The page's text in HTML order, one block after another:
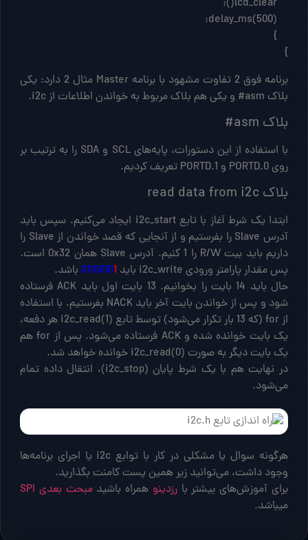
}
برنامه فوق 2 تفاوت مشهود با برنامه Master مثال 2 دارد: یکی
بلاک asm# و یکی هم بلاک مربوط به خواندن اطلاعات از i2c.
بلاک asm#
با استفاده از این دستورات، پایه‌های SCL و SDA را به ترتیب بر
روی PORTD.0 و PORTD.1 تعریف کردیم.
بلاک read data from i2c
ابتدا یک شرط آغاز با تابع i2c_start ایجاد می‌کنیم. سپس باید
آدرس Slave را بفرستیم و از آنجایی که قصد خواندن از Slave را
داریم باید بیت R/W را 1 کنیم. آدرس Slave همان 0x32 است.
پس مقدار پارامتر ورودی i2c_write باید
01100101
باشد.
حال باید 14 بایت را بخوانیم. 13 بایت اول باید ACK فرستاده
شود و پس از خواندن بایت آخر باید NACK بفرستیم. با استفاده
از for (که 13 بار تکرار می‌شود) توسط تابع (1)i2c_read هر دفعه،
یک بایت خوانده شده و ACK فرستاده می‌شود. پس از for هم
یک بایت دیگر به صورت (0)i2c_read خوانده خواهد شد.
در نهایت هم با یک شرط پایان (i2c_stop)، انتقال داده تمام
می‌شود.
هرگونه سوال یا مشکلی در کار با توابع i2c یا اجرای برنامه‌ها
وجود داشت، می‌توانید زیر همین پست کامنت بگذارید.
برای آموزش‌های بیشتر بارزدینو همراه باشیدمبحث بعدی SPI
میباشد.